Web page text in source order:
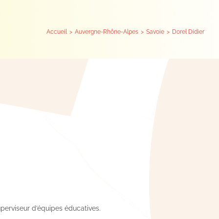
Accueil Auvergne-Rhône-Alpes Savoie Dorel Didier
d’équipes éducatives.